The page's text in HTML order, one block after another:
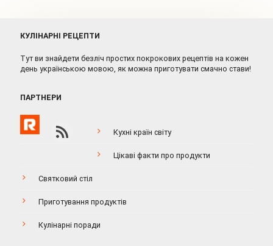
КУЛІНАРНІ РЕЦЕПТИ
Тут ви знайдети безліч простих покрокових рецептів на кожен
день українською мовою, як можна приготувати смачно стави!
ПАРТНЕРИ
Кухні країн світу
Цікаві факти про продукти
Святковий стіл
Приготування продуктів
Кулінарні поради